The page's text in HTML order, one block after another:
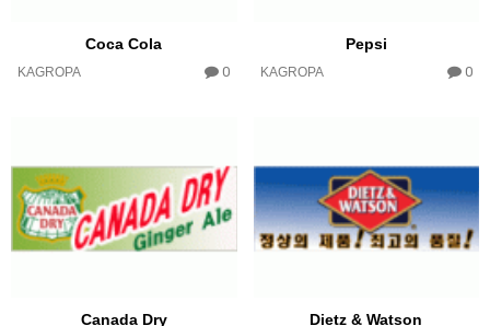
Coca Cola
KAGROPA 0
Pepsi
KAGROPA 0
Canada Dry Dietz & Watson